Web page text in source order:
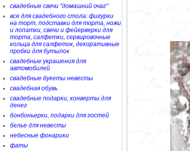
свадебные свечи "домашний очаг"
все для свадебного стола: фигурки
на торт, подставки для торта, ножи
и лопатки, свечи и фейерверки для
торта, салфетки, сервировочные
кольца для салфеток, декоративные
пробки для бутылок
свадебные украшения для
автомобилей
свадебные букеты невесты
свадебная обувь
свадебные подарки, конверты для
денег
бонбоньерки, подарки для гостей
белье для невесты
небесные фонарики
фаты